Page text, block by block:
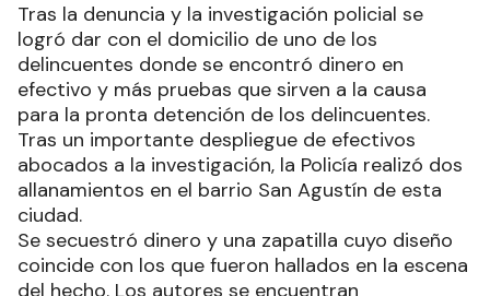
Tras la denuncia y la investigación policial se
logró dar con el domicilio de uno de los
delincuentes donde se encontró dinero en
efectivo y más pruebas que sirven a la causa
para la pronta detención de los delincuentes.
Tras un importante despliegue de efectivos
abocados a la investigación, la Policía realizó dos
allanamientos en el barrio San Agustín de esta
ciudad.
Se secuestró dinero y una zapatilla cuyo diseño
coincide con los que fueron hallados en la escena
del hecho. Los autores se encuentran